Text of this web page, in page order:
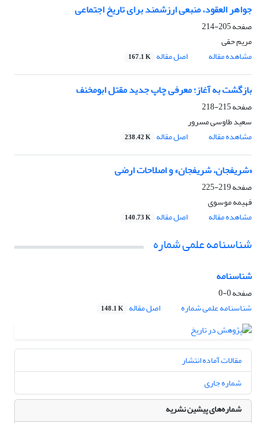
جواهر العقود، منبعی ارزشمند برای تاریخ اجتماعی
صفحه205-214
مریم حقی
مشاهده مقاله
اصل مقاله 167.1 K
بازگشت به آغاز؛ معرفی چاپ جدید مقتل ابومخنف
صفحه215-218
سعید طاوسی مسرور
مشاهده مقاله
اصل مقاله 238.42 K
«شریفجان، شریفجان» و اصلاحات ارضی
صفحه219-225
فهیمه موسوی
مشاهده مقاله
اصل مقاله 140.73 K
شناسنامه علمی شماره
شناسنامه
صفحه0-0
شناسنامه علمی شماره
اصل مقاله 148.1 K
مقالات آماده انتشار
شماره جاری
شماره‌های پیشین نشریه